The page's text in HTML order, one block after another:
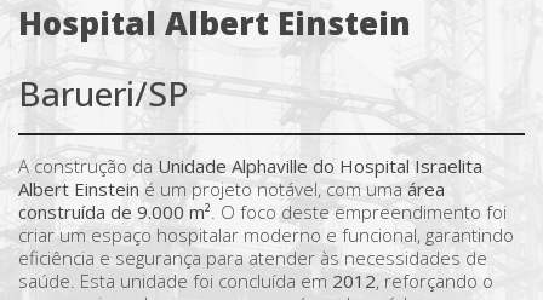
Hospital Albert Einstein
Barueri/SP
A construção da Unidade Alphaville do Hospital Israelita
Albert Einstein é um projeto notável, com uma área
construída de 9.000 m². O foco deste empreendimento foi
criar um espaço hospitalar moderno e funcional, garantindo
eficiência e segurança para atender às necessidades de
saúde. Esta unidade foi concluída em 2012, reforçando o